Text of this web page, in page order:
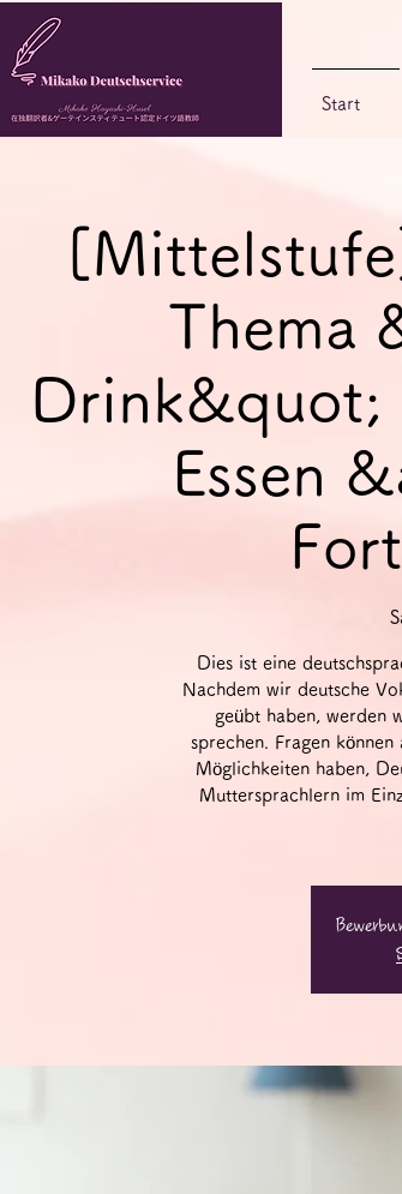
Thema
Drink&quot;
Essen
Dies ist eine
Nachdem wir deutsche
geübt haben, werden
sprechen. Fragen
Möglichkeiten haben,
Muttersprachlern im
Start